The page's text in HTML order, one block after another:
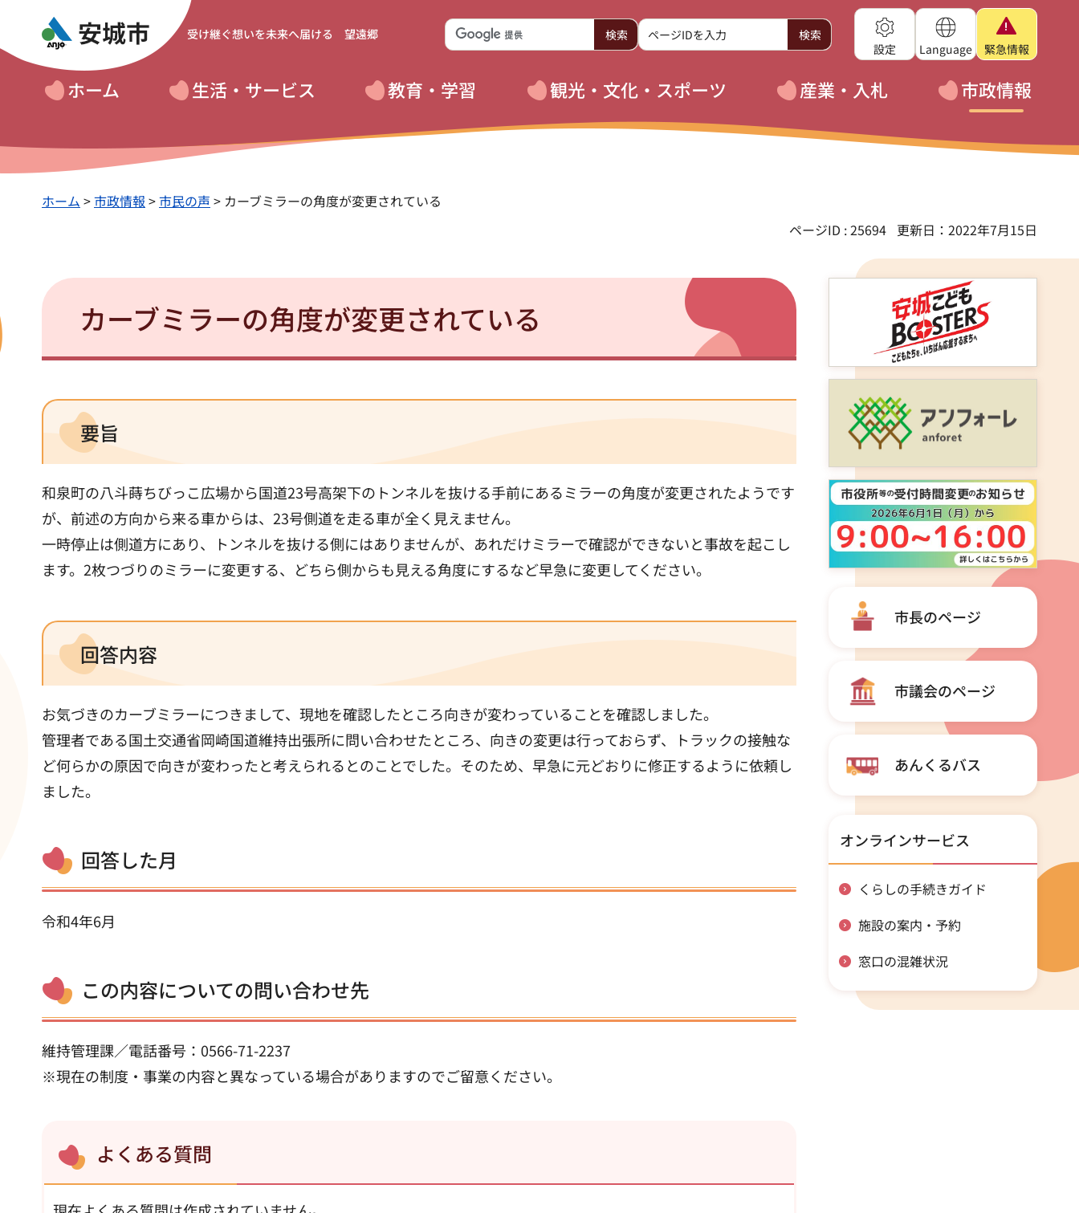
受け継ぐ想いを未来へ届ける 望遠郷
設定
Language 緊急情報
ホーム 生活・サービス 教育・学習 観光・文化・スポーツ 産業・入札 市政情報
ホーム >市政情報 >市民の声 > カーブミラーの角度が変更されている
ページID : 25694 更新日：2022年7月15日
カーブミラーの角度が変更されている
要旨
和泉町の八斗蒔ちびっこ広場から国道23号高架下のトンネルを抜ける手前にあるミラーの角度が変更されたようです
が、前述の方向から来る車からは、23号側道を走る車が全く見えません。
一時停止は側道方にあり、トンネルを抜ける側にはありませんが、あれだけミラーで確認ができないと事故を起こし
ます。2枚つづりのミラーに変更する、どちら側からも見える角度にするなど早急に変更してください。
回答内容
お気づきのカーブミラーにつきまして、現地を確認したところ向きが変わっていることを確認しました。
管理者である国土交通省岡崎国道維持出張所に問い合わせたところ、向きの変更は行っておらず、トラックの接触な
ど何らかの原因で向きが変わったと考えられるとのことでした。そのため、早急に元どおりに修正するように依頼し
ました。
回答した月
令和4年6月
この内容についての問い合わせ先
維持管理課／電話番号：0566-71-2237
※現在の制度・事業の内容と異なっている場合がありますのでご留意ください。
よくある質問
市長のページ
市議会のページ
あんくるバス
オンラインサービス
くらしの手続きガイド
施設の案内・予約
窓口の混雑状況